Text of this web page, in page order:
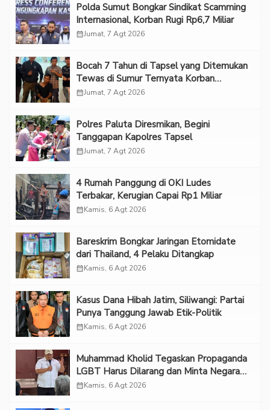
Polda Sumut Bongkar Sindikat Scamming
Internasional, Korban Rugi Rp6,7 Miliar
calendar_monthJumat, 7 Agt 2026
Bocah 7 Tahun di Tapsel yang Ditemukan
Tewas di Sumur Ternyata Korban
Kekerasan Seksual
calendar_monthJumat, 7 Agt 2026
Polres Paluta Diresmikan, Begini
Tanggapan Kapolres Tapsel
calendar_monthJumat, 7 Agt 2026
‎4 Rumah Panggung di OKI Ludes
Terbakar, Kerugian Capai Rp1 Miliar
calendar_monthKamis, 6 Agt 2026
Bareskrim Bongkar Jaringan Etomidate
dari Thailand, 4 Pelaku Ditangkap
calendar_monthKamis, 6 Agt 2026
Kasus Dana Hibah Jatim, Siliwangi: Partai
Punya Tanggung Jawab Etik-Politik
calendar_monthKamis, 6 Agt 2026
Muhammad Kholid Tegaskan Propaganda
LGBT Harus Dilarang dan Minta Negara
Melindungi Korban
calendar_monthKamis, 6 Agt 2026